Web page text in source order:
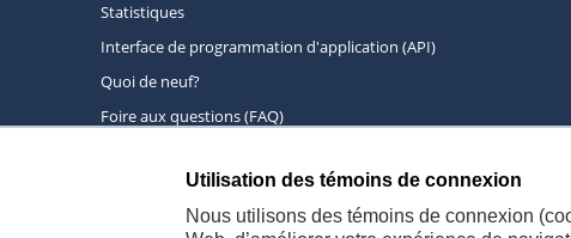
Utilisation des témoins de connexion
Nous utilisons des témoins de connexion
Statistiques
Interface de programmation d'application (API)
Quoi de neuf?
Foire aux questions (FAQ)
À propos